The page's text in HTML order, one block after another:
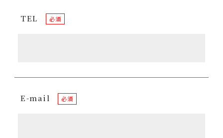
TEL 必須
E-mail 必須